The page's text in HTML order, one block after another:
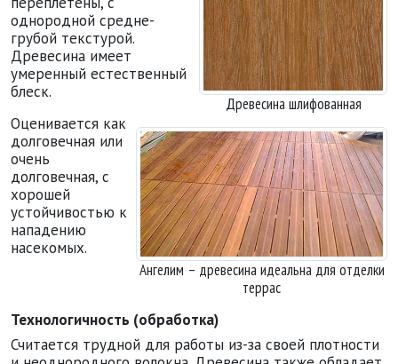
Древесина шлифованная
Ангелим – древесина идеальна для отделки
террас
однородной средне-
грубой текстурой.
Древесина имеет
умеренный естественный
блеск.
Оценивается как
долговечная или
очень
долговечная, с
хорошей
устойчивостью к
нападению
насекомых.
Технологичность (обработка)
Считается трудной для работы из-за своей плотности